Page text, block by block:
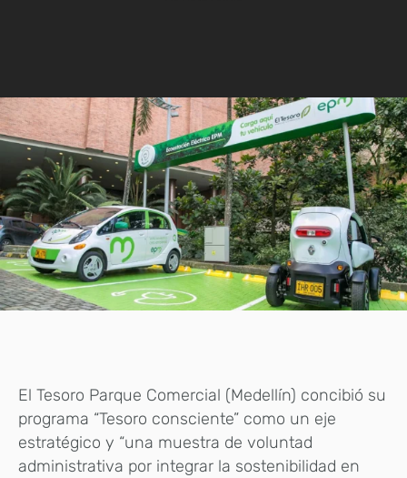
El Tesoro Parque Comercial (Medellín) concibió su
programa “Tesoro consciente” como un eje
estratégico y “una muestra de voluntad
administrativa por integrar la sostenibilidad en